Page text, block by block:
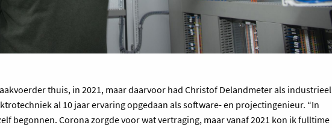
thuis, in 2021, maar daarvoor had Christof Delandmeter als industrieel
al 10 jaar ervaring opgedaan als software- en projectingenieur. “In
begonnen. Corona zorgde voor wat vertraging, maar vanaf 2021 kon ik fulltime